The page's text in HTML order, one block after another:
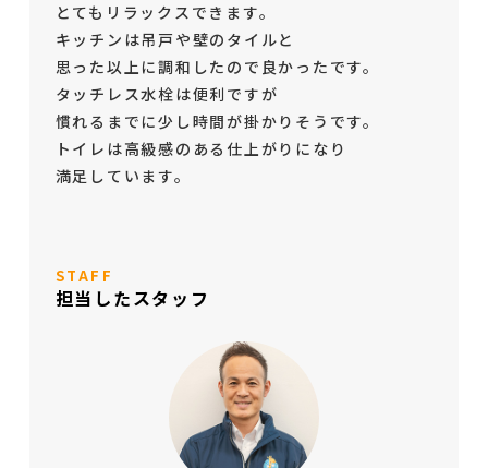
とてもリラックスできます。
キッチンは吊戸や壁のタイルと
思った以上に調和したので良かったです。
タッチレス水栓は便利ですが
慣れるまでに少し時間が掛かりそうです。
トイレは高級感のある仕上がりになり
満足しています。
STAFF
担当したスタッフ